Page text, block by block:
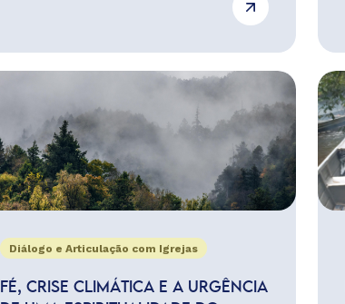
Diálogo e Articulação com Igrejas
FÉ, CRISE CLIMÁTICA E A URGÊNCIA